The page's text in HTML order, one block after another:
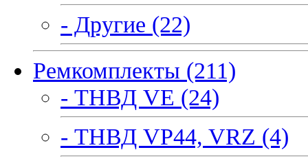
- Другие (22)
Ремкомплекты (211)
- ТНВД VE (24)
- ТНВД VP44, VRZ (4)